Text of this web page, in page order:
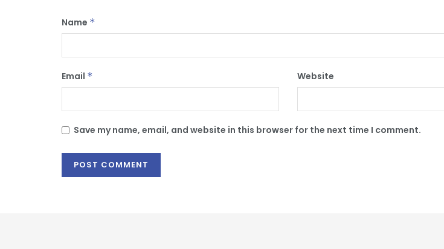
Name *
Email * Website
Save my name, email, and website in this browser for the next time I comment.